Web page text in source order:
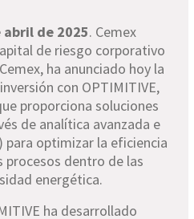
abril de 2025. Cemex
de riesgo corporativo
ha anunciado hoy la
con OPTIMITIVE,
proporciona soluciones
de analítica avanzada e
optimizar la eficiencia
procesos dentro de las
energética.
ha desarrollado